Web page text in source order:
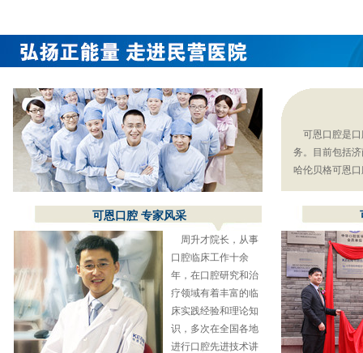
可恩口腔是口
务。目前包括
哈伦贝格可恩
可恩口腔 专家风采
周升才院长，从事
口腔临床工作十余
年，在口腔研究和治
疗领域有着丰富的临
床实践经验和理论知
识，多次在全国各地
进行口腔先进技术讲